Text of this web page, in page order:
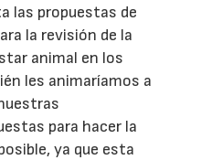
las propuestas de
la revisión de la
animal en los
les animaríamos a
para hacer la
ya que esta